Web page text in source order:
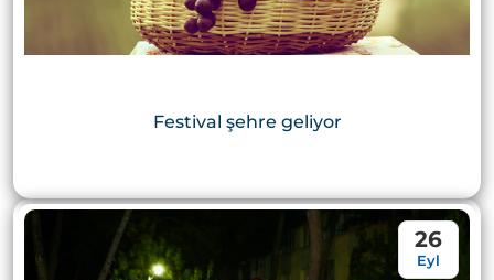
Festival şehre geliyor
26
Eyl